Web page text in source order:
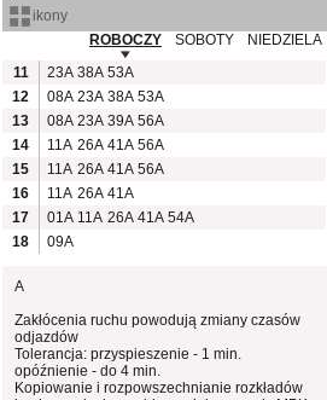
ikony
ROBOCZY
SOBOTY
NIEDZIELA
11
23A 38A 53A
12
08A 23A 38A 53A
13
08A 23A 39A 56A
14
11A 26A 41A 56A
15
11A 26A 41A 56A
16
11A 26A 41A
17
01A 11A 26A 41A 54A
18
09A
A
Zakłócenia ruchu powodują zmiany czasów
odjazdów
Tolerancja: przyspieszenie - 1 min.
opóźnienie - do 4 min.
Kopiowanie i rozpowszechnianie rozkładów